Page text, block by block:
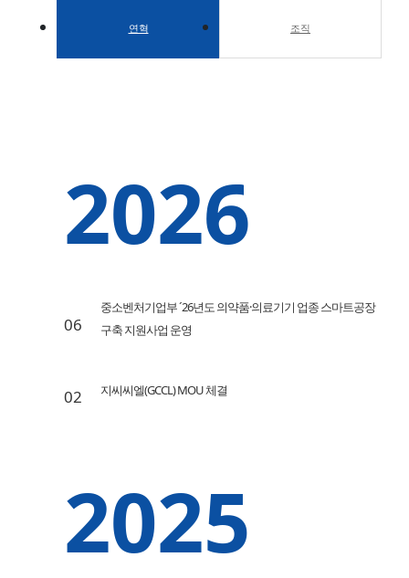
연혁 조직
2026
06
중소벤처기업부 ´26년도 의약품·의료기기 업종 스마트공장
구축 지원사업 운영
02 지씨씨엘(GCCL) MOU 체결
2025